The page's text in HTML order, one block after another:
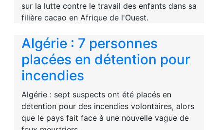
sur la lutte contre le travail des enfants dans sa
filière cacao en Afrique de l'Ouest.
Algérie : 7 personnes
placées en détention pour
incendies
Algérie : sept suspects ont été placés en
détention pour des incendies volontaires, alors
que le pays fait face à une nouvelle vague de